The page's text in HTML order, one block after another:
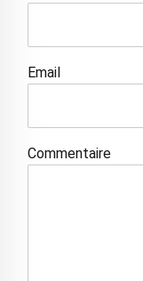
Email
Commentaire